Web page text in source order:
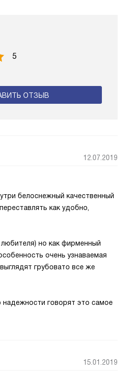
5
ОТЗЫВ
12.07.2019
белоснежный качественный
как удобно,
но как фирменный
очень узнаваемая
грубовато все же
надежности говорят это самое
15.01.2019